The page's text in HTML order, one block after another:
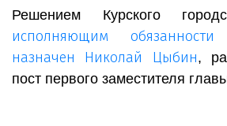
Решением Курского
исполняющим
назначен Николай Цыбин,
пост первого заместителя